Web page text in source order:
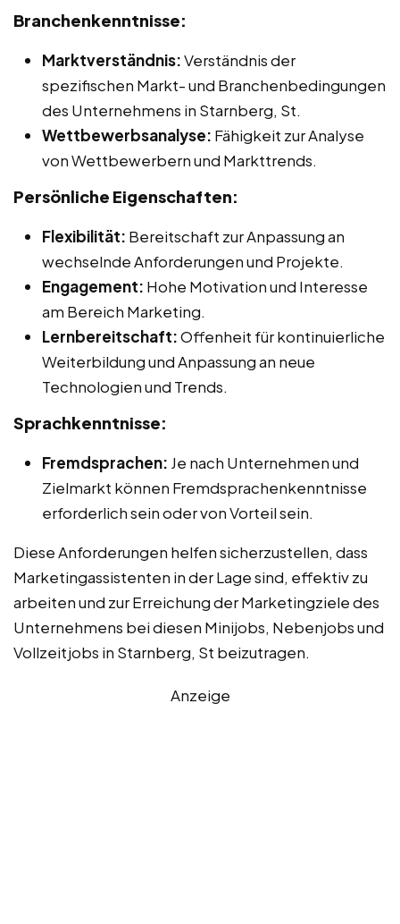
Branchenkenntnisse:
Marktverständnis:Verständnis der
spezifischen Markt- und Branchenbedingungen
des Unternehmens in Starnberg, St.
Wettbewerbsanalyse: Fähigkeit zur Analyse
von Wettbewerbern und Markttrends.
Persönliche Eigenschaften:
Flexibilität: Bereitschaft zur Anpassung an
wechselnde Anforderungen und Projekte.
Engagement: Hohe Motivation und Interesse
am Bereich Marketing.
Lernbereitschaft:Offenheit für kontinuierliche
Weiterbildung und Anpassung an neue
Technologien und Trends.
Sprachkenntnisse:
Fremdsprachen: Je nach Unternehmen und
Zielmarkt können Fremdsprachenkenntnisse
erforderlich sein oder von Vorteil sein.
Diese Anforderungen helfen sicherzustellen, dass
Marketingassistenten in der Lage sind, effektiv zu
arbeiten und zur Erreichung der Marketingziele des
Unternehmens bei diesen Minijobs, Nebenjobs und
Vollzeitjobs in Starnberg, St beizutragen.
Anzeige